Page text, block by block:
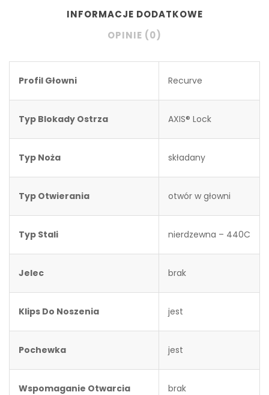
INFORMACJE DODATKOWE
OPINIE (0)
Profil Głowni Recurve
Typ Blokady Ostrza AXIS® Lock
Typ Noża składany
Typ Otwierania otwór w głowni
Typ Stali nierdzewna – 440C
Jelec brak
Klips Do Noszenia jest
Pochewka jest
Wspomaganie Otwarcia brak